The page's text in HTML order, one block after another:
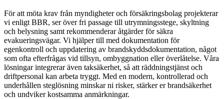
För att möta krav från myndigheter och försäkringsbolag projekterar
vi enligt BBR, ser över fri passage till utrymningsstege, skyltning
och belysning samt rekommenderar åtgärder för säkra
evakueringsvägar. Vi hjälper till med dokumentation för
egenkontroll och uppdatering av brandskyddsdokumentation, något
som ofta efterfrågas vid tillsyn, ombyggnation eller överlåtelse. Våra
lösningar integrerar även taksäkerhet, så att räddningstjänst och
driftpersonal kan arbeta tryggt. Med en modern, kontrollerad och
underhållen steglösning minskar ni risker, stärker er brandsäkerhet
och undviker kostsamma anmärkningar.